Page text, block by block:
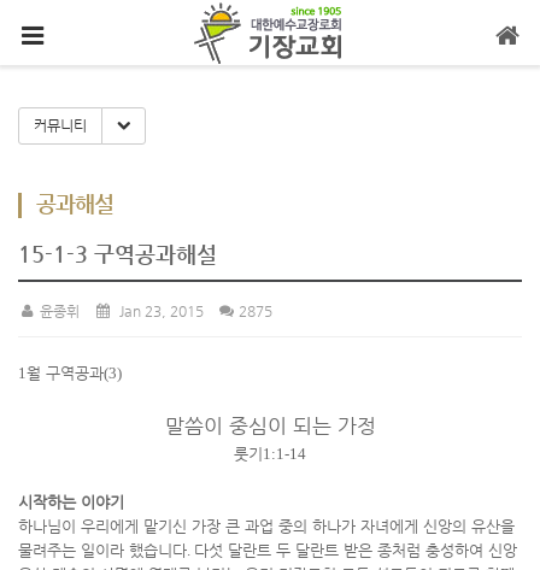
커뮤니티 Toggle Dropdown
공과해설
15-1-3 구역공과해설
윤종휘 Jan 23, 2015 2875
1월 구역공과(3)
말씀이 중심이 되는 가정
룻기 1:1-14
시작하는 이야기
하나님이 우리에게 맡기신 가장 큰 과업 중의 하나가 자녀에게 신앙의 유산을
물려주는 일이라 했습니다. 다섯 달란트 두 달란트 받은 종처럼 충성하여 신앙